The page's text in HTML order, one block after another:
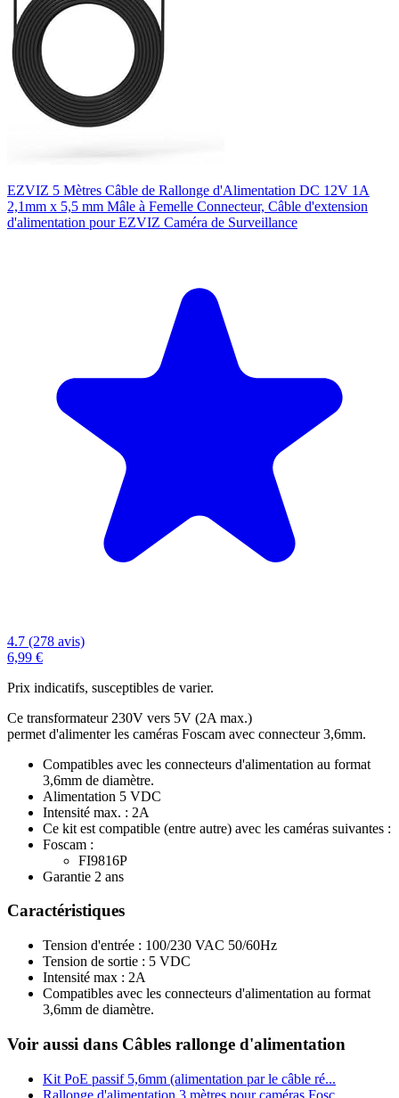
EZVIZ 5 Mètres Câble de Rallonge d'Alimentation DC 12V 1A
2,1mm x 5,5 mm Mâle à Femelle Connecteur, Câble d'extension
d'alimentation pour EZVIZ Caméra de Surveillance
4.7 (278 avis)
6,99 €
Prix indicatifs, susceptibles de varier.
Ce transformateur 230V vers 5V (2A max.)
permet d'alimenter les caméras Foscam avec connecteur 3,6mm.
Compatibles avec les connecteurs d'alimentation au format
3,6mm de diamètre.
Alimentation 5 VDC
Intensité max. : 2A
Ce kit est compatible (entre autre) avec les caméras suivantes :
Foscam :
FI9816P
Garantie 2 ans
Caractéristiques
Tension d'entrée : 100/230 VAC 50/60Hz
Tension de sortie : 5 VDC
Intensité max : 2A
Compatibles avec les connecteurs d'alimentation au format
3,6mm de diamètre.
Voir aussi dans Câbles rallonge d'alimentation
Kit PoE passif 5,6mm (alimentation par le câble ré...
Rallonge d'alimentation 3 mètres pour caméras Fosc...